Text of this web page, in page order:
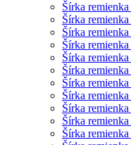
Šírka
Šírka
Šírka
Šírka
Šírka
Šírka
Šírka
Šírka
Šírka
Šírka
Šírka